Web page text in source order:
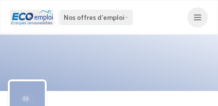
Nos offres d'emploi